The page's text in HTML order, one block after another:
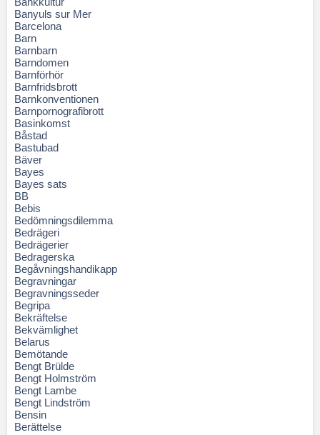
Banyuls sur Mer
Barcelona
Barn
Barnbarn
Barndomen
Barnförhör
Barnfridsbrott
Barnkonventionen
Barnpornografibrott
Basinkomst
Båstad
Bastubad
Bäver
Bayes
Bayes sats
BB
Bebis
Bedömningsdilemma
Bedrägeri
Bedrägerier
Bedragerska
Begåvningshandikapp
Begravningar
Begravningsseder
Begripa
Bekräftelse
Bekvämlighet
Belarus
Bemötande
Bengt Brülde
Bengt Holmström
Bengt Lambe
Bengt Lindström
Bensin
Berättelse